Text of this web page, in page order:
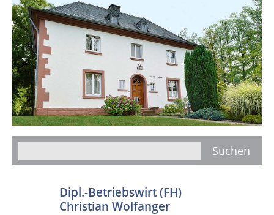
Dipl.-Betriebswirt (FH)
Christian Wolfanger